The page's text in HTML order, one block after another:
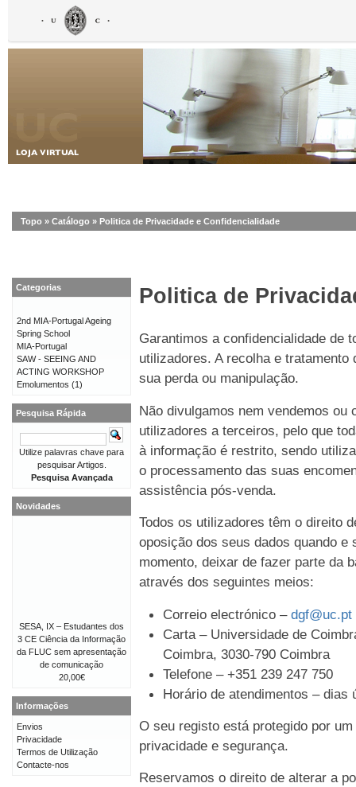
Topo » Catálogo » Politica de Privacidade e Confidencialidade
Politica de
Garantimos a confidencialidade de
utilizadores. A recolha e
sua perda ou manipulação.
Não divulgamos nem vendemos
utilizadores a terceiros, pelo que
à informação é restrito, sendo
o processamento das suas
assistência pós-venda.
Todos os utilizadores têm o direito
oposição dos seus dados quando e
momento, deixar de fazer parte da
através dos seguintes meios:
Correio electrónico – dgf@uc.pt
Carta – Universidade de
Coimbra, 3030-790 Coimbra
Telefone – +351 239 247 750
Horário de atendimentos – dias
O seu registo está protegido por
privacidade e segurança.
Reservamos o direito de alterar a
Categorias
2nd MIA-Portugal Ageing
Spring School
MIA-Portugal
SAW - SEEING AND
ACTING WORKSHOP
Emolumentos (1)
Pesquisa Rápida
Utilize palavras chave para
pesquisar Artigos.
Pesquisa Avançada
Novidades
SESA, IX – Estudantes dos
3 CE Ciência da Informação
da FLUC sem apresentação
de comunicação
20,00€
Informações
Envios
Privacidade
Termos de Utilização
Contacte-nos